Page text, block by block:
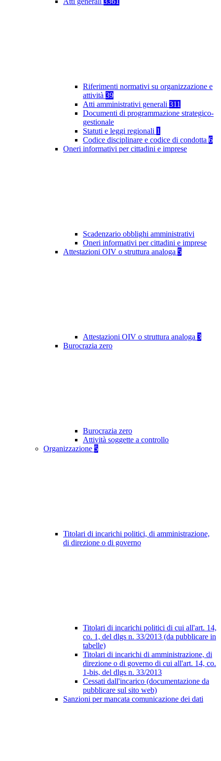
Riferimenti normativi su organizzazione e
attività 39
Atti amministrativi generali 311
Documenti di programmazione strategico-
gestionale
Statuti e leggi regionali 1
Codice disciplinare e codice di condotta 6
Oneri informativi per cittadini e imprese
Scadenzario obblighi amministrativi
Oneri informativi per cittadini e imprese
Attestazioni OIV o struttura analoga 5
Attestazioni OIV o struttura analoga 3
Burocrazia zero
Burocrazia zero
Attività soggette a controllo
Organizzazione 5
Titolari di incarichi politici, di amministrazione,
di direzione o di governo
Titolari di incarichi politici di cui all'art. 14,
co. 1, del dlgs n. 33/2013 (da pubblicare in
tabelle)
Titolari di incarichi di amministrazione, di
direzione o di governo di cui all'art. 14, co.
1-bis, del dlgs n. 33/2013
Cessati dall'incarico (documentazione da
pubblicare sul sito web)
Sanzioni per mancata comunicazione dei dati